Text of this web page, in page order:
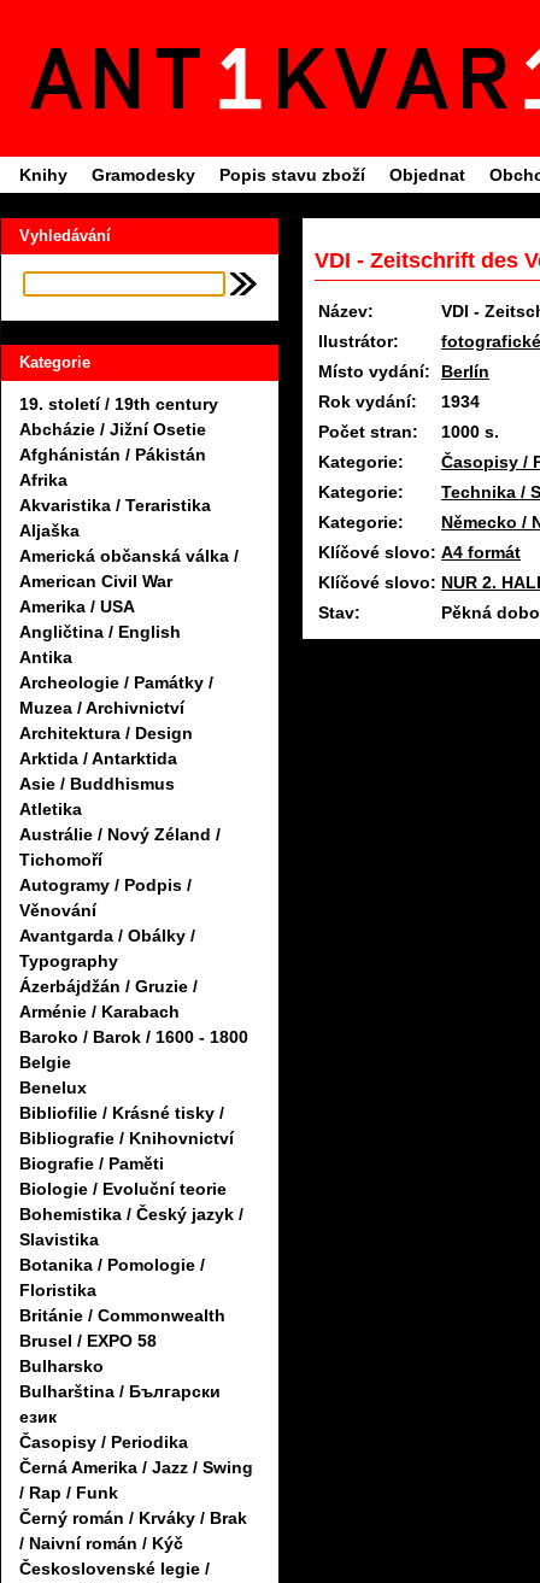
Knihy Gramodesky Popis stavu zboží Objednat
Vyhledávání
Kategorie
19. století / 19th century
Abcházie / Jižní Osetie
Afghánistán / Pákistán
Afrika
Akvaristika / Teraristika
Aljaška
Americká občanská válka /
American Civil War
Amerika / USA
Angličtina / English
Antika
Archeologie / Památky /
Muzea / Archivnictví
Architektura / Design
Arktida / Antarktida
Asie / Buddhismus
Atletika
Austrálie / Nový Zéland /
Tichomoří
Autogramy / Podpis /
Věnování
Avantgarda / Obálky /
Typography
Ázerbájdžán / Gruzie /
Arménie / Karabach
Baroko / Barok / 1600 - 1800
Belgie
Benelux
Bibliofilie / Krásné tisky /
Bibliografie / Knihovnictví
Biografie / Paměti
Biologie / Evoluční teorie
Bohemistika / Český jazyk /
Slavistika
Botanika / Pomologie /
Floristika
Británie / Commonwealth
Brusel / EXPO 58
Bulharsko
Bulharština / Български
език
Časopisy / Periodika
Černá Amerika / Jazz / Swing
/ Rap / Funk
Černý román / Krváky / Brak
/ Naivní román / Kýč
Československé legie /
VDI - Zeitschrift des
Název:
VDI -
Ilustrátor:
Místo vydání:
Berlín
Rok vydání:
1934
Počet stran:
1000 s.
Kategorie:
Časopisy /
Kategorie:
Technika /
Kategorie:
Německo /
Klíčové slovo: A4 formát
Klíčové slovo: NUR 2.
Stav:
Pěkná